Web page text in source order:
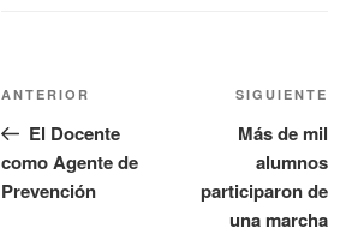
ANTERIOR
El Docente
como Agente de
Prevención
SIGUIENTE
Más de mil
alumnos
participaron de
una marcha